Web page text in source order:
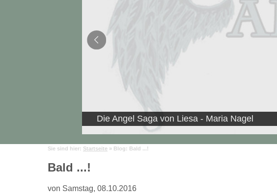
Die Angel Saga von Liesa - Maria Nagel
Sie sind hier: Startseite » Blog: Bald ...!
Bald ...!
von Samstag, 08.10.2016